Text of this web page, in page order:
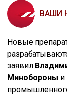
ВАШИ
Новые
заявил
Минобороны и